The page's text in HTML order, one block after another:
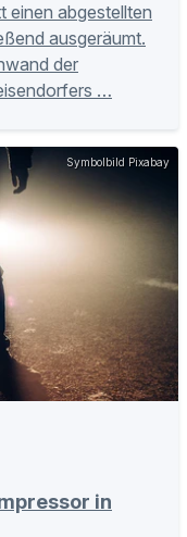
einen abgestellten
ausgeräumt.
der
…
Symbolbild Pixabay
in